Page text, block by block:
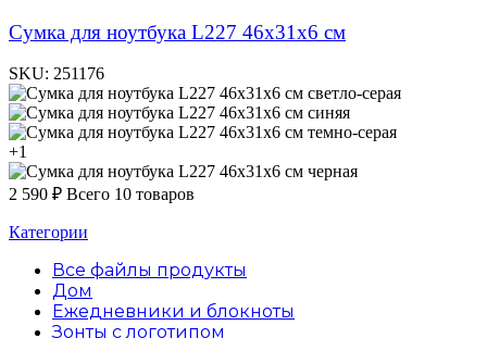
Cумка для ноутбука L227 46х31х6 см
SKU: 251176
светло-серая
синяя
темно-серая
+1
черная
2 590 ₽ Всего 10 товаров
Категории
Все файлы продукты
Дом
Ежедневники и блокноты
Зонты с логотипом